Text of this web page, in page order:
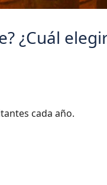
¿Cuál
cada año.